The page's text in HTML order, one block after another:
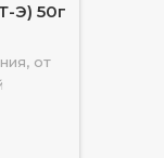
Э) 50г
от